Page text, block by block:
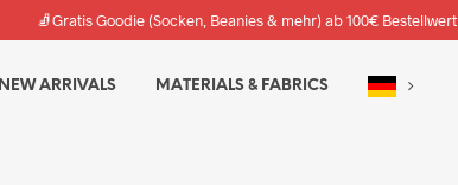
🧦Gratis Goodie (Socken, Beanies & mehr) ab 100€ Bestellwert
NEW ARRIVALS MATERIALS & FABRICS